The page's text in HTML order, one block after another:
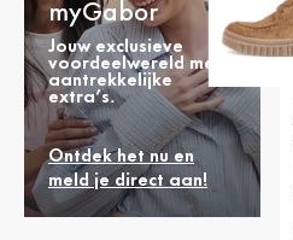
myGabor
Jouw exclusieve
voordeelwereld met
aantrekkelijke
extra’s.
Ontdek het nu en
meld je direct aan!